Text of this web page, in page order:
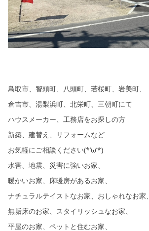
鳥取市、智頭町、八頭町、若桜町、岩美町、
倉吉市、湯梨浜町、北栄町、三朝町にて
ハウスメーカー、工務店をお探しの方
新築、建替え、リフォームなど
お気軽にご相談ください(*’ω’*)
水害、地震、災害に強いお家、
暖かいお家、床暖房があるお家、
ナチュラルテイストなお家、おしゃれなお家、
無垢床のお家、スタイリッシュなお家、
平屋のお家、ペットと住むお家、